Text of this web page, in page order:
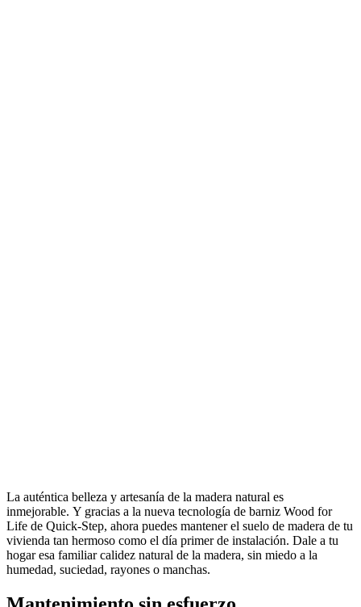
La auténtica belleza y artesanía de la madera natural es
inmejorable. Y gracias a la nueva tecnología de barniz Wood for
Life de Quick-Step, ahora puedes mantener el suelo de madera de tu
vivienda tan hermoso como el día primer de instalación. Dale a tu
hogar esa familiar calidez natural de la madera, sin miedo a la
humedad, suciedad, rayones o manchas.